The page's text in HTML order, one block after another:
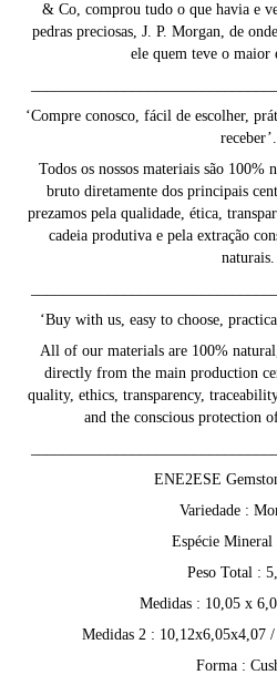
& Co, comprou tudo o que havia e
pedras preciosas, J. P. Morgan, de
ele quem teve o maior
‘Compre conosco, fácil de escolher,
receber’.
Todos os nossos materiais são 100%
bruto diretamente dos principais
prezamos pela qualidade, ética,
cadeia produtiva e pela extração
naturais.
‘Buy with us, easy to choose,
All of our materials are 100%
directly from the main production
quality, ethics, transparency,
and the conscious protection
ENE2ESE
Variedade :
Espécie
Peso Total :
Medidas : 10,05 x
Medidas 2 : 10,12x6,05x4,07
Forma :